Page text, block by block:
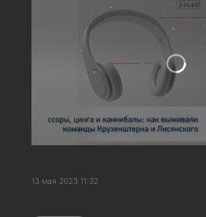
13 мая 2023 11:32